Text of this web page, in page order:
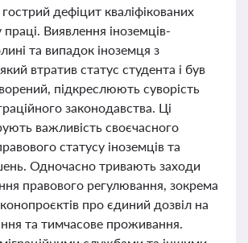
дефіцит кваліфікованих
праці. Виявлення іноземців-
та випадок іноземця з
втратив статус студента і був
підкреслюють суворість
законодавства. Ці
важливість своєчасного
статусу іноземців та
Одночасно тривають заходи
правового регулювання, зокрема
про єдиний дозвіл на
та тимчасове проживання.